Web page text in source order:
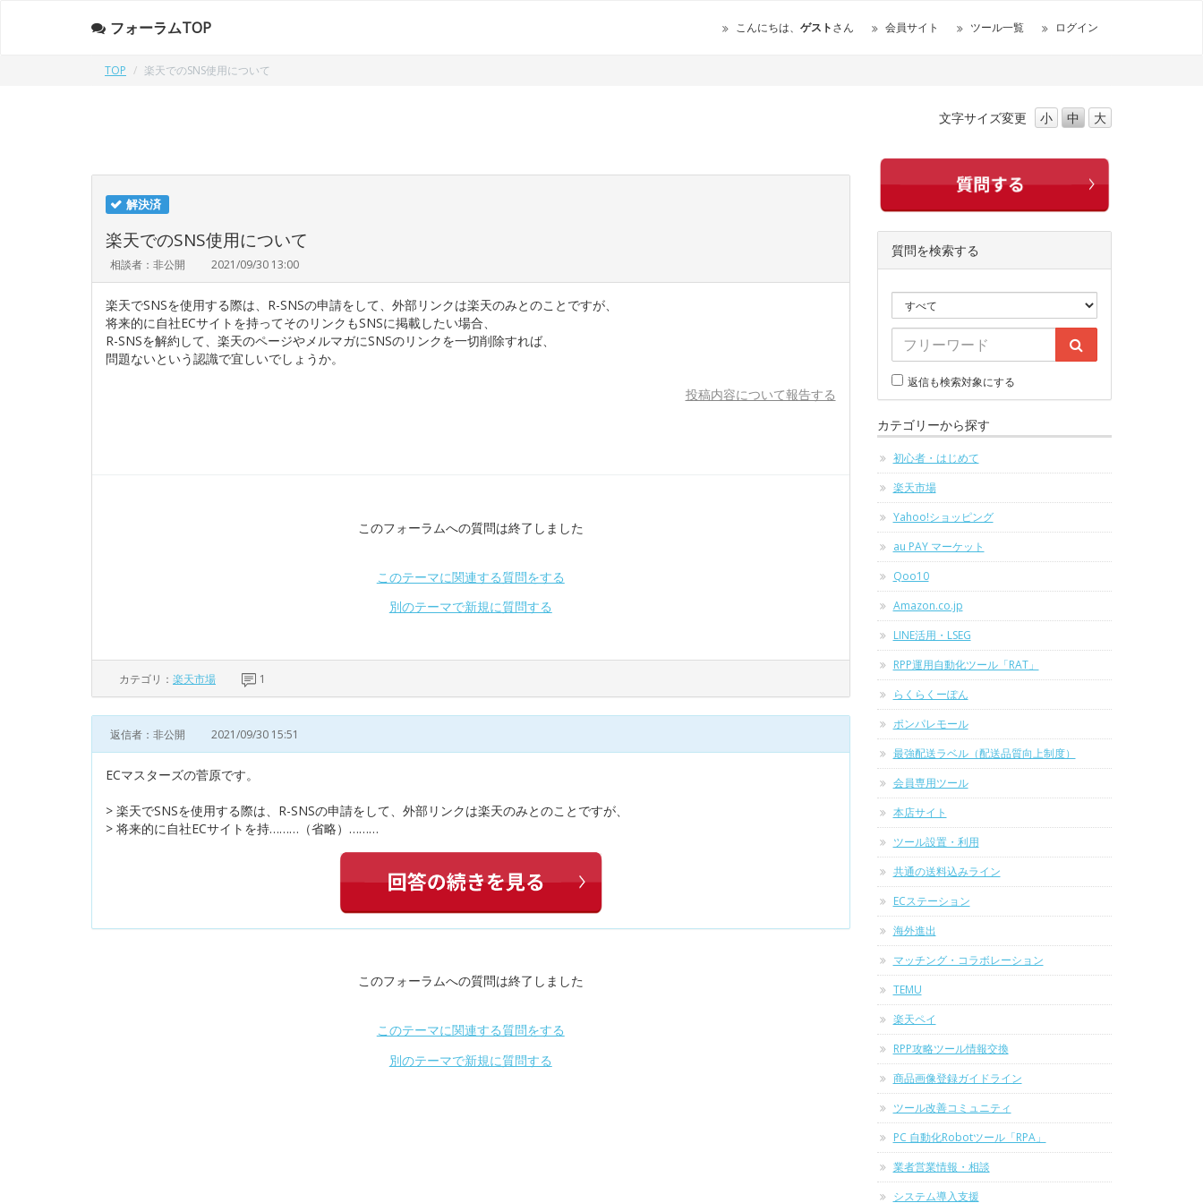
フォーラムTOP こんにちは、 ゲストさん 会員サイト ツール一覧 ログイン
TOP 楽天でのSNS使用について
文字サイズ変更 小 中 大
解決済
楽天でのSNS使用について
相談者：非公開 2021/09/30 13:00
楽天でSNSを使用する際は、R-SNSの申請をして、外部リンクは楽天のみとのことですが、
将来的に自社ECサイトを持ってそのリンクもSNSに掲載したい場合、
R-SNSを解約して、楽天のページやメルマガにSNSのリンクを一切削除すれば、
問題ないという認識で宜しいでしょうか。
投稿内容について報告する
このフォーラムへの質問は終了しました
このテーマに関連する質問をする
別のテーマで新規に質問する
カテゴリ： 楽天市場 1
返信者：非公開 2021/09/30 15:51
ECマスターズの菅原です。
> 楽天でSNSを使用する際は、R-SNSの申請をして、外部リンクは楽天のみとのことですが、
> 将来的に自社ECサイトを持………（省略）………
このフォーラムへの質問は終了しました
このテーマに関連する質問をする
別のテーマで新規に質問する
質問を検索する
返信も検索対象にする
カテゴリーから探す
初心者・はじめて
楽天市場
Yahoo!ショッピング
au PAY マーケット
Qoo10
Amazon.co.jp
LINE活用・LSEG
RPP運用自動化ツール「RAT」
らくらくーぽん
ポンパレモール
最強配送ラベル（配送品質向上制度）
会員専用ツール
本店サイト
ツール設置・利用
共通の送料込みライン
ECステーション
海外進出
マッチング・コラボレーション
TEMU
楽天ペイ
RPP攻略ツール情報交換
商品画像登録ガイドライン
ツール改善コミュニティ
PC 自動化Robotツール「RPA」
業者営業情報・相談
システム導入支援